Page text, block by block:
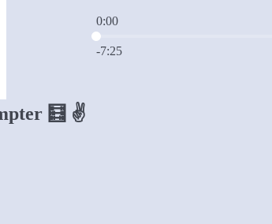
0:00
Current time: 0:00 / Total time: -7:25
-7:25
🧮 ✌️